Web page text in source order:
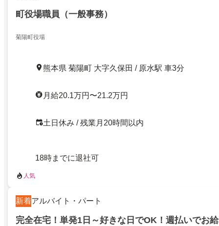
町役場職員（一般事務）
菊陽町役場
熊本県 菊陽町 大字久保田 / 原水駅 車3分
月給20.1万円〜21.2万円
土日休み / 残業月20時間以内
18時までに退社可
人気
新着アルバイト・パート
完全在宅！単発1日～好きな日でOK！週払いでお